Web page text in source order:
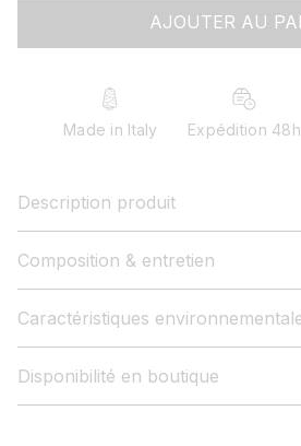
AJOUTER AU
Made in Italy Expédition 48h
Description produit
Composition & entretien
Caractéristiques
Disponibilité en boutique